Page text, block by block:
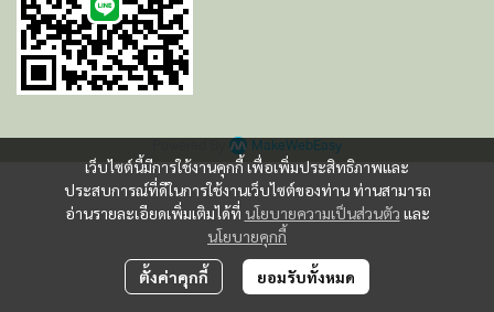
เว็บไซต์นี้มีการใช้งานคุกกี้ เพื่อเพิ่มประสิทธิภาพและ
ประสบการณ์ที่ดีในการใช้งานเว็บไซต์ของท่าน ท่านสามารถ
อ่านรายละเอียดเพิ่มเติมได้ที่ นโยบายความเป็นส่วนตัว และ
นโยบายคุกกี้
ตั้งค่าคุกกี้ ยอมรับทั้งหมด
Powered By MakeWebEasy